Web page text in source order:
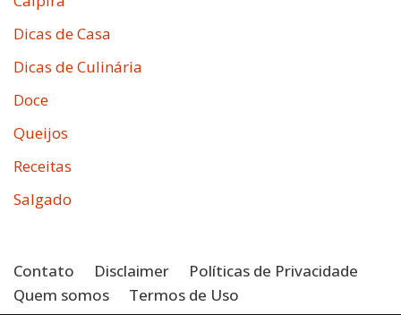
Dicas de Casa
Dicas de Culinária
Doce
Queijos
Receitas
Salgado
Contato Disclaimer
Políticas de Privacidade
Quem somos
Termos de Uso